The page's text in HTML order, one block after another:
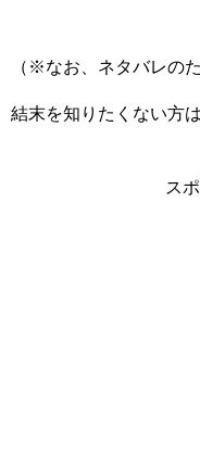
（※なお、ネタバレのた
結末を知りたくない方
ス